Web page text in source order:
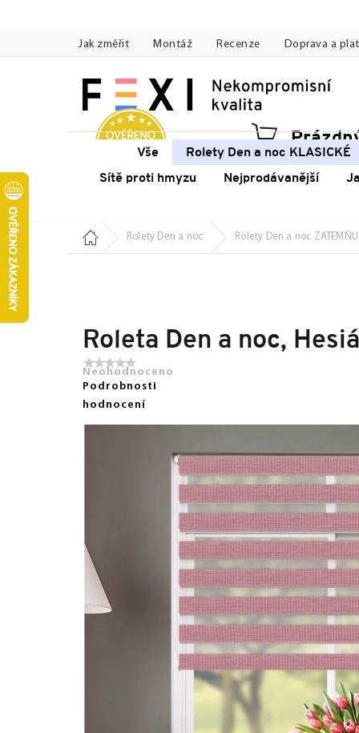
Jak změřit Montáž Recenze Doprava a
Vše Rolety Den a noc KLASICKÉ
Sítě proti hmyzu
Nejprodávanější
Domů Rolety Den a noc Rolety Den a noc
Roleta Den a noc,
Neohodnoceno
Podrobnosti
hodnocení